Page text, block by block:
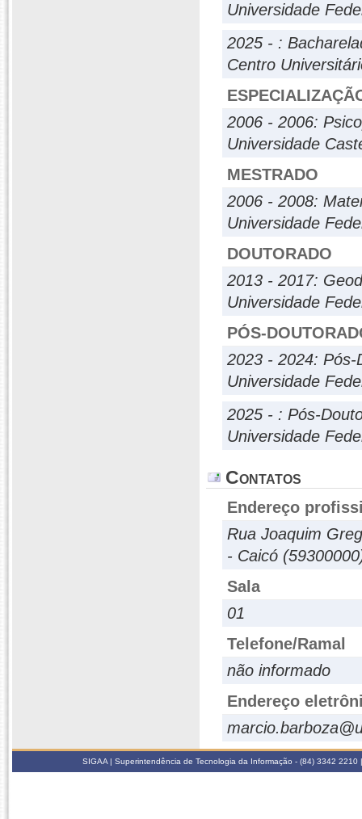
Universidade
2025 - :
Centro
2006 - 2006:
Universidade
MESTRADO
2006 - 2008:
Universidade
DOUTORADO
2013 - 2017:
Universidade
PÓS-
2023 - 2024: Pós-
Universidade
2025 - : Pós-
Universidade
Contatos
Endereço
Rua Joaquim
- Caicó
Sala
01
Telefone/Ramal
não informado
Endereço
SIGAA | Superintendência de Tecnologia da Informação - (84) 3342